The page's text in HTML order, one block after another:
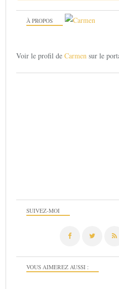
SUIVEZ-MOI
À PROPOS
Voir le profil de Carmen sur le
VOUS AIMEREZ AUSSI :